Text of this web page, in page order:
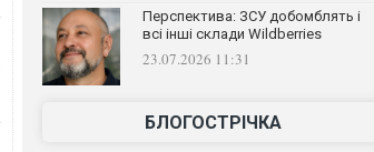
Перспектива: ЗСУ добомблять і
всі інші склади Wildberries
23.07.2026 11:31
БЛОГОСТРІЧКА